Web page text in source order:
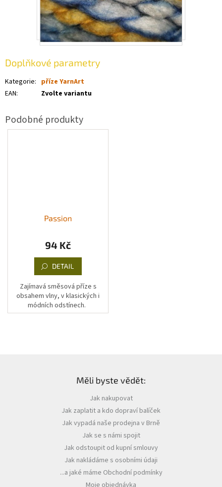
Doplňkové parametry
Kategorie: příze YarnArt
EAN: Zvolte variantu
Passion
94 Kč
DETAIL
Zajímavá směsová příze s
obsahem vlny, v klasických i
módních odstínech.
Měli byste vědět:
Jak nakupovat
Jak zaplatit a kdo dopraví balíček
Jak vypadá naše prodejna v Brně
Jak se s námi spojit
Jak odstoupit od kupní smlouvy
Jak nakládáme s osobními údaji
...a jaké máme Obchodní podmínky